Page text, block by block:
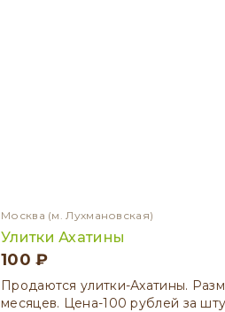
Москва (м. Лухмановская)
Улитки Ахатины
100 ₽
Продаются улитки-Ахатины.
месяцев. Цена-100 рублей за